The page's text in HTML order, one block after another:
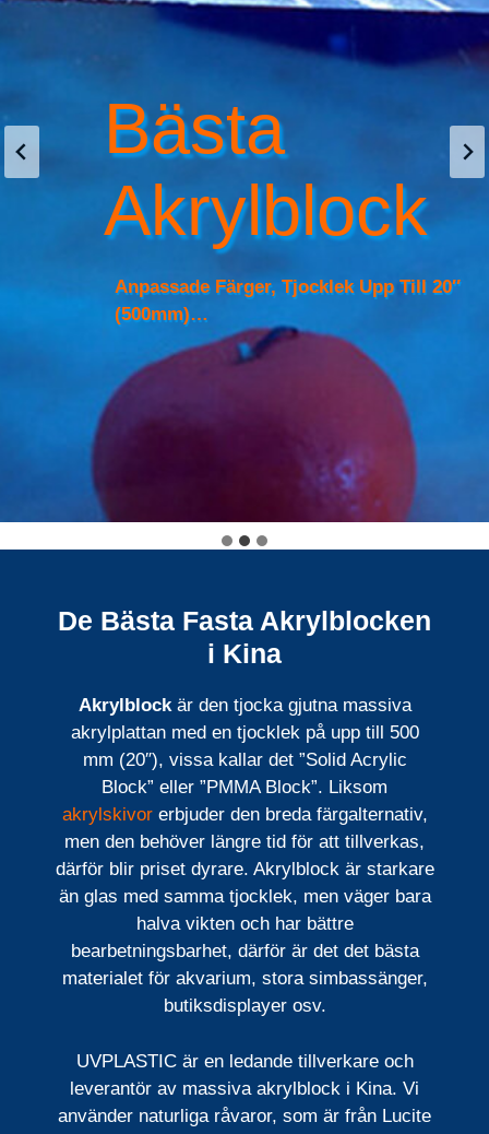
Bästa
Akrylblock
Anpassade Färger, Tjocklek Upp Till 20″
(500mm)…
De Bästa Fasta Akrylblocken
i Kina
Akrylblockär den tjocka gjutna massiva
akrylplattan med en tjocklek på upp till 500
mm (20″), vissa kallar det ”Solid Acrylic
Block” eller ”PMMA Block”. Liksom
akrylskivorerbjuder den breda färgalternativ,
men den behöver längre tid för att tillverkas,
därför blir priset dyrare. Akrylblock är starkare
än glas med samma tjocklek, men väger bara
halva vikten och har bättre
bearbetningsbarhet, därför är det det bästa
materialet för akvarium, stora simbassänger,
butiksdisplayer osv.
UVPLASTIC är en ledande tillverkare och
leverantör av massiva akrylblock i Kina. Vi
använder naturliga råvaror, som är från Lucite